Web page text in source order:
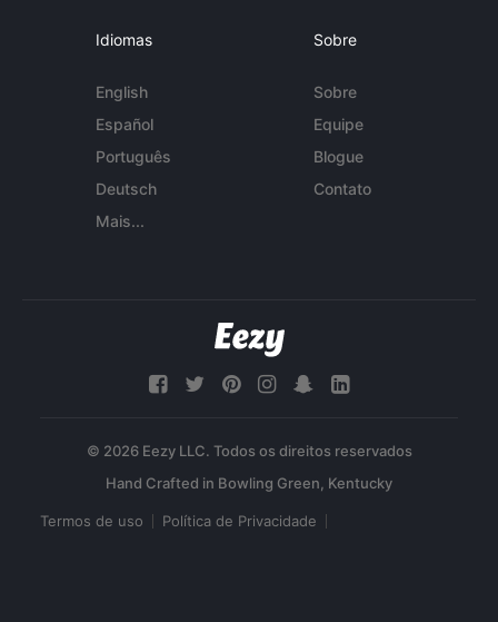
Idiomas
English
Español
Português
Deutsch
Mais...
Sobre
Sobre
Equipe
Blogue
Contato
© 2026 Eezy LLC. Todos os direitos reservados
Termos de uso Política de Privacidade